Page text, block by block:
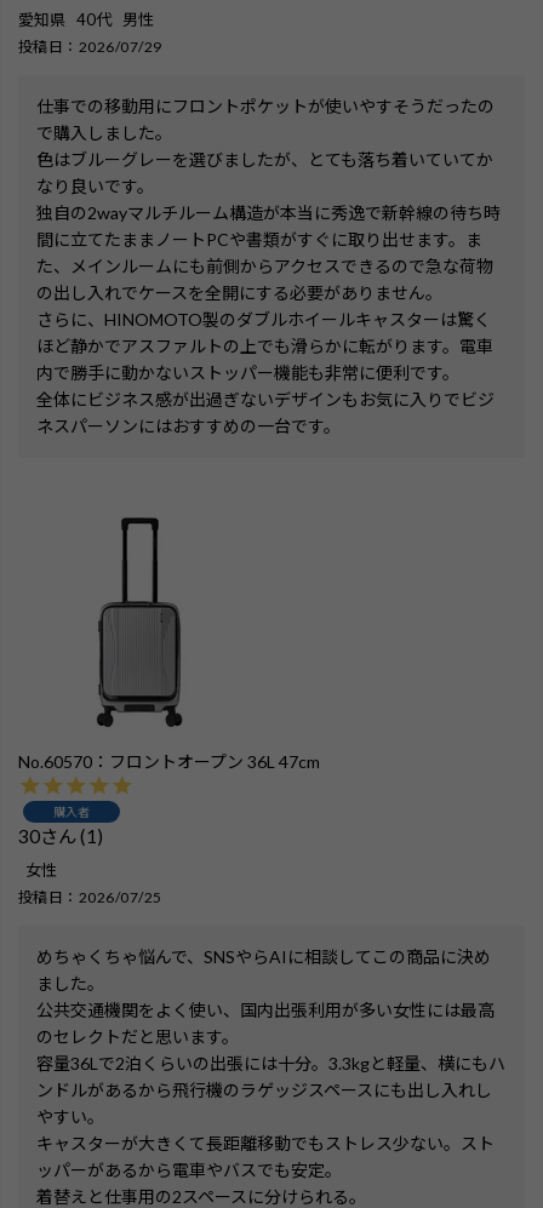
愛知県 40代 男性
投稿日 2026/07/29
仕事での移動用にフロントポケットが使いやすそうだったの
で購入しました。
色はブルーグレーを選びましたが、とても落ち着いていてか
なり良いです。
独自の2wayマルチルーム構造が本当に秀逸で新幹線の待ち時
間に立てたままノートPCや書類がすぐに取り出せます。ま
た、メインルームにも前側からアクセスできるので急な荷物
の出し入れでケースを全開にする必要がありません。
さらに、HINOMOTO製のダブルホイールキャスターは驚く
ほど静かでアスファルトの上でも滑らかに転がります。電車
内で勝手に動かないストッパー機能も非常に便利です。
全体にビジネス感が出過ぎないデザインもお気に入りでビジ
ネスパーソンにはおすすめの一台です。
No.60570：フロントオープン 36L 47cm
購入者
30 1
女性
投稿日 2026/07/25
めちゃくちゃ悩んで、SNSやらAIに相談してこの商品に決め
ました。
公共交通機関をよく使い、国内出張利用が多い女性には最高
のセレクトだと思います。
容量36Lで2泊くらいの出張には十分。3.3kgと軽量、横にもハ
ンドルがあるから飛行機のラゲッジスペースにも出し入れし
やすい。
キャスターが大きくて長距離移動でもストレス少ない。スト
ッパーがあるから電車やバスでも安定。
着替えと仕事用の2スペースに分けられる。